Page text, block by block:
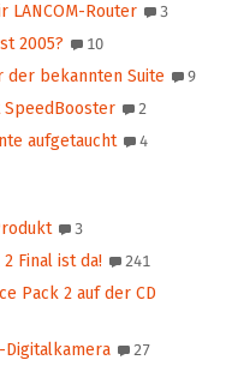
LANCOM-Router 3
2005? 10
der bekannten Suite 9
SpeedBooster 2
aufgetaucht 4
3
Final ist da! 241
Pack 2 auf der CD
27